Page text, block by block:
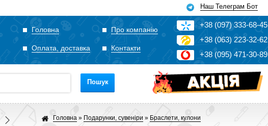
Наш Телеграм Бот
Головна Про компанію
Оплата, доставка Контакти
+38 (097)333-68-45
+38 (063) 223-32-62
+38 (095) 471-30-89
Пошук
Головна » Подарунки, сувеніри » Браслети, кулони